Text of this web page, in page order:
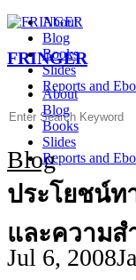
Skip
content
FRINGER
About
Blog
Books
Slides
Reports and
About
Blog
Books
Slides
Reports and
Search
Blog
ประโยชน์ท
และความ
Jul 6, 2008